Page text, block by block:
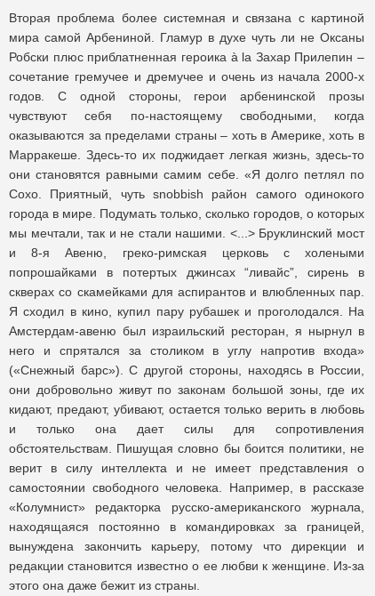
Вторая проблема более системная и связана с картиной
мира самой Арбениной. Гламур в духе чуть ли не Оксаны
Робски плюс приблатненная героика à la Захар Прилепин ‒
сочетание гремучее и дремучее и очень из начала 2000-х
годов. С одной стороны, герои арбенинской прозы
чувствуют себя по-настоящему свободными, когда
оказываются за пределами страны ‒ хоть в Америке, хоть в
Марракеше. Здесь-то их поджидает легкая жизнь, здесь-то
они становятся равными самим себе. «Я долго петлял по
Сохо. Приятный, чуть snobbish район самого одинокого
города в мире. Подумать только, сколько городов, о которых
мы мечтали, так и не стали нашими. <...> Бруклинский мост
и 8-я Авеню, греко-римская церковь с холеными
попрошайками в потертых джинсах “ливайс”, сирень в
скверах со скамейками для аспирантов и влюбленных пар.
Я сходил в кино, купил пару рубашек и проголодался. На
Амстердам-авеню был израильский ресторан, я нырнул в
него и спрятался за столиком в углу напротив входа»
(«Снежный барс»). С другой стороны, находясь в России,
они добровольно живут по законам большой зоны, где их
кидают, предают, убивают, остается только верить в любовь
и только она дает силы для сопротивления
обстоятельствам. Пишущая словно бы боится политики, не
верит в силу интеллекта и не имеет представления о
самостоянии свободного человека. Например, в рассказе
«Колумнист» редакторка русско-американского журнала,
находящаяся постоянно в командировках за границей,
вынуждена закончить карьеру, потому что дирекции и
редакции становится известно о ее любви к женщине. Из-за
этого она даже бежит из страны.